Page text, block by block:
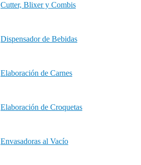
Cutter, Blixer y Combis
Dispensador de Bebidas
Elaboración de Carnes
Elaboración de Croquetas
Envasadoras al Vacío